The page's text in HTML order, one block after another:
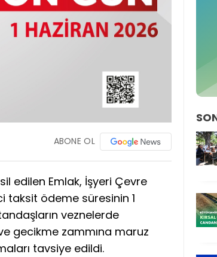
ABONE OL
edilen Emlak, İşyeri Çevre
taksit ödeme süresinin 1
veznelerde
gecikme zammına maruz
tavsiye edildi.